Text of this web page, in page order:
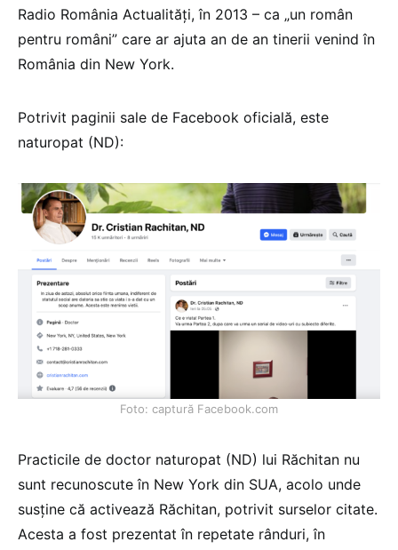
Radio România Actualități, în 2013 – ca „un român
pentru români” care ar ajuta an de an tinerii venind în
România din New York.
Potrivit paginii sale de Facebook oficială, este
naturopat (ND):
Foto: captură Facebook.com
Practicile de doctor naturopat (ND) lui Răchitan nu
sunt recunoscute în New York din SUA, acolo unde
susține că activează Răchitan, potrivit surselor citate.
Acesta a fost prezentat în repetate rânduri, în